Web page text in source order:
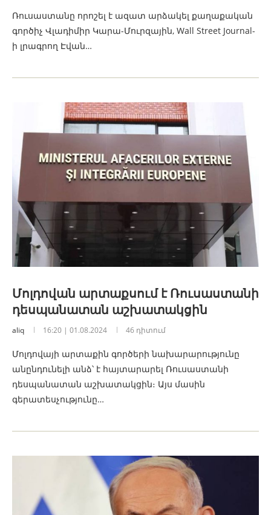
Ռուսաստանը որոշել է ազատ արձակել քաղաքական
գործիչ Վլադիմիր Կարա-Մուրզային, Wall Street Journal-
ի լրագրող Էվան…
Մոլդովան արտաքսում է Ռուսաստանի
դեսպանատան աշխատակցին
aliq 16:20 | 01.08.2024 46 դիտում
Մոլդովայի արտաքին գործերի նախարարությունը
անընդունելի անձ՝ է հայտարարել Ռուսաստանի
դեսպանատան աշխատակցին։ Այս մասին
գերատեսչությունը…